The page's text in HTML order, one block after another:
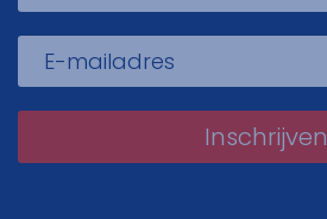
Inschrijven